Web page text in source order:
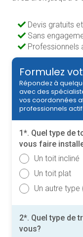
Devis gratuits
Sans
Professionnels
Formulez
Répondez à
avec des
vos coordonnées
professionnels
1*. Quel type de
vous faire
Un toit incliné
Un toit plat
Un autre type
2*. Quel type de
vous?